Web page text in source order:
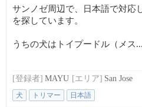
サンノゼ周辺で、日本語で対応
を探しています。
うちの犬はトイプードル（メス...
[登録者] MAYU [エリア] San Jose
犬 トリマー 日本語